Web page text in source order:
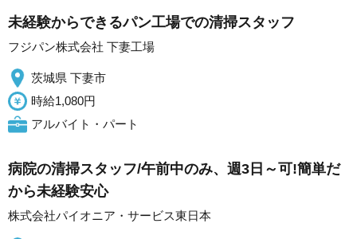
未経験からできるパン工場での清掃スタッフ
フジパン株式会社 下妻工場
茨城県 下妻市
時給1,080円
アルバイト・パート
病院の清掃スタッフ/午前中のみ、週3日～可!簡単だ
から未経験安心
株式会社パイオニア・サービス東日本